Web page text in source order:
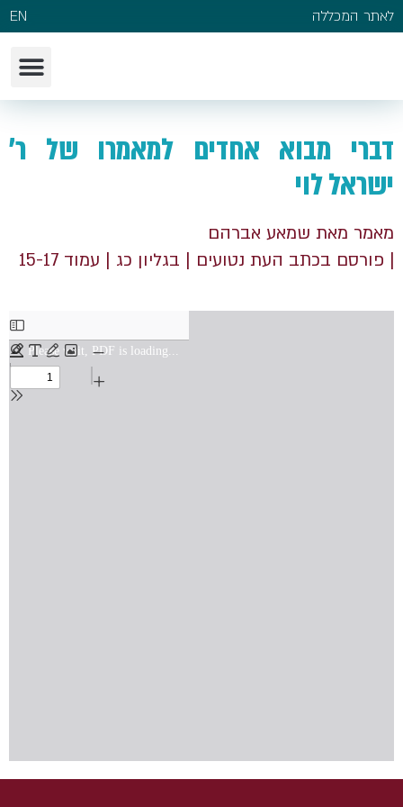
לאתר המכללה EN
דברי מבוא אחדים למאמרו של ר'
ישראל לוי
מאמר מאת שמאע אברהם
| פורסם בכתב העת נטועים | בגליון כג | עמוד 15-17